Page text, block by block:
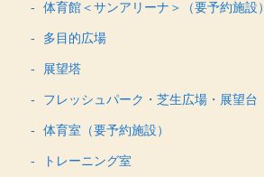
体育館＜サンアリーナ＞（要予約施設）
多目的広場
展望塔
フレッシュパーク・芝生広場・展望台
体育室（要予約施設）
トレーニング室